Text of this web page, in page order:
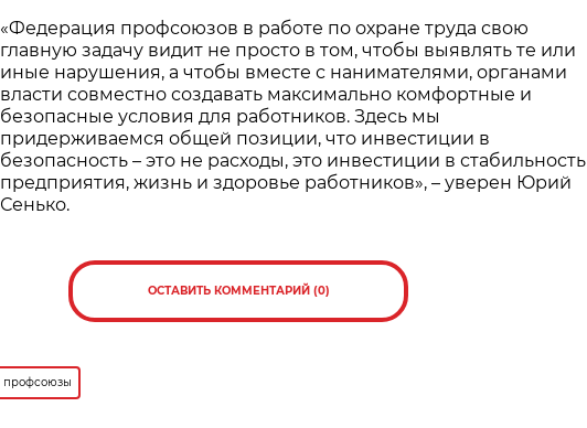
«Федерация профсоюзов в работе по охране труда свою
главную задачу видит не просто в том, чтобы выявлять те или
иные нарушения, а чтобы вместе с нанимателями, органами
власти совместно создавать максимально комфортные и
безопасные условия для работников. Здесь мы
придерживаемся общей позиции, что инвестиции в
безопасность – это не расходы, это инвестиции в стабильность
предприятия, жизнь и здоровье работников», – уверен Юрий
Сенько.
ОСТАВИТЬ КОММЕНТАРИЙ (0)
профсоюзы